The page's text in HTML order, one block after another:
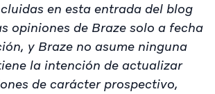
en esta entrada del blog
opiniones de Braze solo a fecha
y Braze no asume ninguna
la intención de actualizar
de carácter prospectivo,